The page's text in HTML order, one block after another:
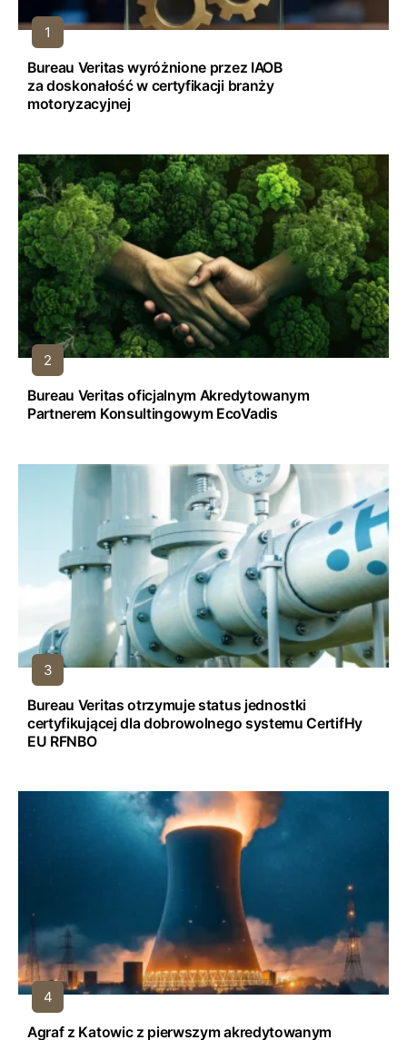
Bureau Veritas wyróżnione przez IAOB
za doskonałość w certyfikacji branży
motoryzacyjnej
Bureau Veritas oficjalnym Akredytowanym
Partnerem Konsultingowym EcoVadis
Bureau Veritas otrzymuje status jednostki
certyfikującej dla dobrowolnego systemu CertifHy
EU RFNBO
Agraf z Katowic z pierwszym akredytowanym